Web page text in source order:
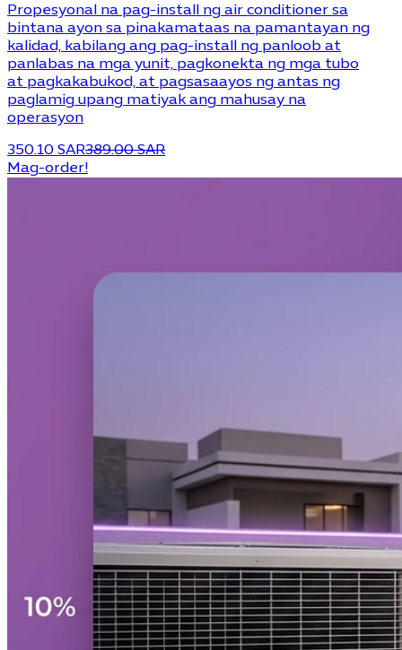
Propesyonal na pag-install ng air conditioner sa
bintana ayon sa pinakamataas na pamantayan ng
kalidad, kabilang ang pag-install ng panloob at
panlabas na mga yunit, pagkonekta ng mga tubo
at pagkakabukod, at pagsasaayos ng antas ng
paglamig upang matiyak ang mahusay na
operasyon
350.10 SAR389.00 SAR
Mag-order!